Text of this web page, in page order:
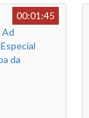
00:01:45
Ad
da